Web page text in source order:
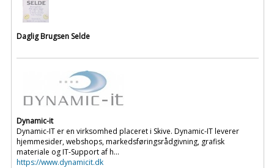
Daglig Brugsen Selde
Dynamic-it
Dynamic-IT er en virksomhed placeret i Skive. Dynamic-IT leverer
hjemmesider, webshops, markedsføringsrådgivning, grafisk
materiale og IT-Support af h...
https://www.dynamicit.dk